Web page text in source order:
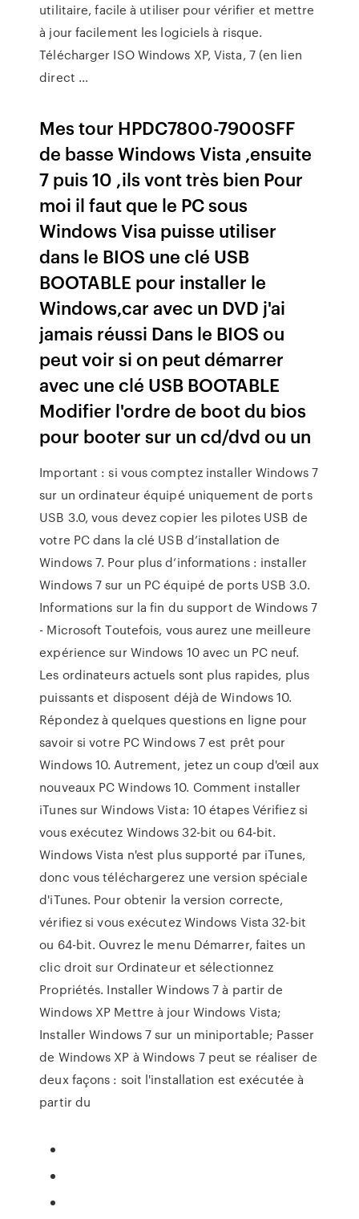
utilitaire, facile à utiliser pour vérifier et mettre
à jour facilement les logiciels à risque.
Télécharger ISO Windows XP, Vista, 7 (en lien
direct ...
Mes tour HPDC7800-7900SFF
de basse Windows Vista ,ensuite
7 puis 10 ,ils vont très bien Pour
moi il faut que le PC sous
Windows Visa puisse utiliser
dans le BIOS une clé USB
BOOTABLE pour installer le
Windows,car avec un DVD j'ai
jamais réussi Dans le BIOS ou
peut voir si on peut démarrer
avec une clé USB BOOTABLE
Modifier l'ordre de boot du bios
pour booter sur un cd/dvd ou un
Important : si vous comptez installer Windows 7
sur un ordinateur équipé uniquement de ports
USB 3.0, vous devez copier les pilotes USB de
votre PC dans la clé USB d’installation de
Windows 7. Pour plus d’informations : installer
Windows 7 sur un PC équipé de ports USB 3.0.
Informations sur la fin du support de Windows 7
- Microsoft Toutefois, vous aurez une meilleure
expérience sur Windows 10 avec un PC neuf.
Les ordinateurs actuels sont plus rapides, plus
puissants et disposent déjà de Windows 10.
Répondez à quelques questions en ligne pour
savoir si votre PC Windows 7 est prêt pour
Windows 10. Autrement, jetez un coup d'œil aux
nouveaux PC Windows 10. Comment installer
iTunes sur Windows Vista: 10 étapes Vérifiez si
vous exécutez Windows 32-bit ou 64-bit.
Windows Vista n'est plus supporté par iTunes,
donc vous téléchargerez une version spéciale
d'iTunes. Pour obtenir la version correcte,
vérifiez si vous exécutez Windows Vista 32-bit
ou 64-bit. Ouvrez le menu Démarrer, faites un
clic droit sur Ordinateur et sélectionnez
Propriétés. Installer Windows 7 à partir de
Windows XP Mettre à jour Windows Vista;
Installer Windows 7 sur un miniportable; Passer
de Windows XP à Windows 7 peut se réaliser de
deux façons : soit l'installation est exécutée à
partir du